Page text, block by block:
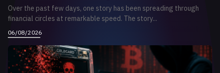
Over the past few days, one story has been spreading through
financial circles at remarkable speed. The story...
06/08/2026